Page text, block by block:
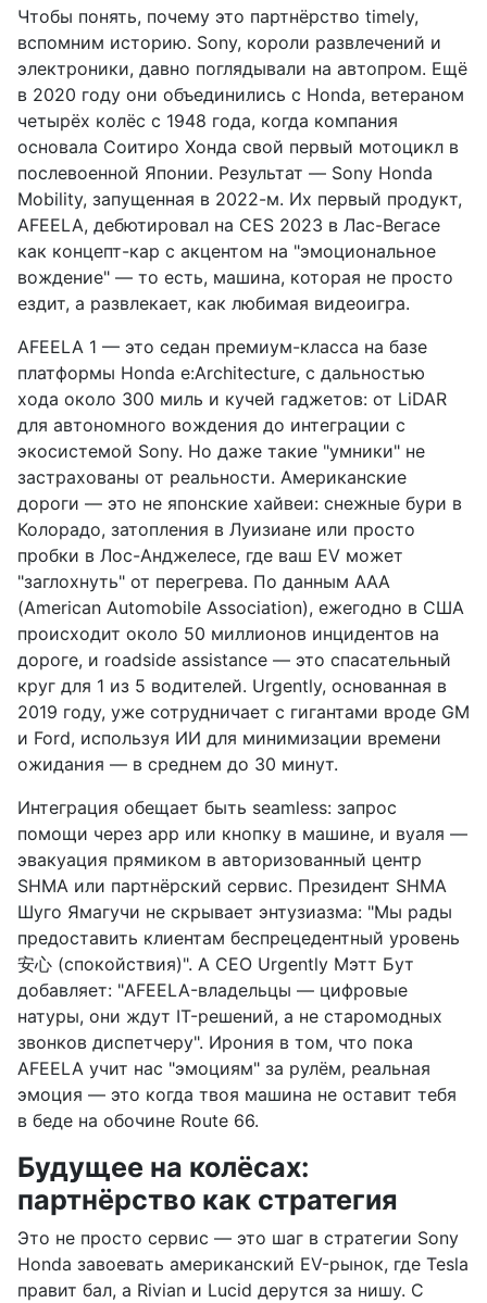
Чтобы понять, почему это партнёрство timely,
вспомним историю. Sony, короли развлечений и
электроники, давно поглядывали на автопром. Ещё
в 2020 году они объединились с Honda, ветераном
четырёх колёс с 1948 года, когда компания
основала Соитиро Хонда свой первый мотоцикл в
послевоенной Японии. Результат — Sony Honda
Mobility, запущенная в 2022-м. Их первый продукт,
AFEELA, дебютировал на CES 2023 в Лас-Вегасе
как концепт-кар с акцентом на "эмоциональное
вождение" — то есть, машина, которая не просто
ездит, а развлекает, как любимая видеоигра.
AFEELA 1 — это седан премиум-класса на базе
платформы Honda e:Architecture, с дальностью
хода около 300 миль и кучей гаджетов: от LiDAR
для автономного вождения до интеграции с
экосистемой Sony. Но даже такие "умники" не
застрахованы от реальности. Американские
дороги — это не японские хайвеи: снежные бури в
Колорадо, затопления в Луизиане или просто
пробки в Лос-Анджелесе, где ваш EV может
"заглохнуть" от перегрева. По данным AAA
(American Automobile Association), ежегодно в США
происходит около 50 миллионов инцидентов на
дороге, и roadside assistance — это спасательный
круг для 1 из 5 водителей. Urgently, основанная в
2019 году, уже сотрудничает с гигантами вроде GM
и Ford, используя ИИ для минимизации времени
ожидания — в среднем до 30 минут.
Интеграция обещает быть seamless: запрос
помощи через app или кнопку в машине, и вуаля —
эвакуация прямиком в авторизованный центр
SHMA или партнёрский сервис. Президент SHMA
Шуго Ямагучи не скрывает энтузиазма: "Мы рады
предоставить клиентам беспрецедентный уровень
安心 (спокойствия)". А CEO Urgently Мэтт Бут
добавляет: "AFEELA-владельцы — цифровые
натуры, они ждут IT-решений, а не старомодных
звонков диспетчеру". Ирония в том, что пока
AFEELA учит нас "эмоциям" за рулём, реальная
эмоция — это когда твоя машина не оставит тебя
в беде на обочине Route 66.
Будущее на колёсах:
партнёрство как стратегия
Это не просто сервис — это шаг в стратегии Sony
Honda завоевать американский EV-рынок, где Tesla
правит бал, а Rivian и Lucid дерутся за нишу. С